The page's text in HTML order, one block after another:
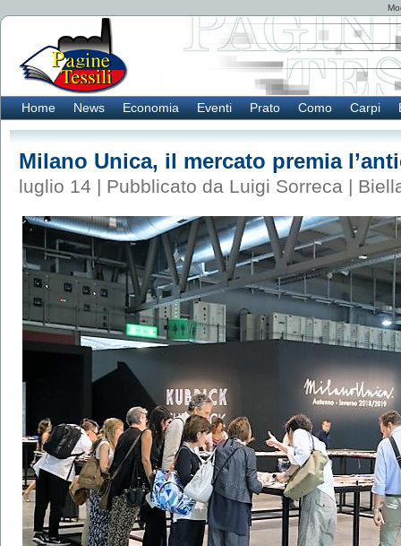
Home News Economia Eventi Prato Como Carpi
Milano Unica, il mercato premia
luglio 14 | Pubblicato da Luigi Sorreca |